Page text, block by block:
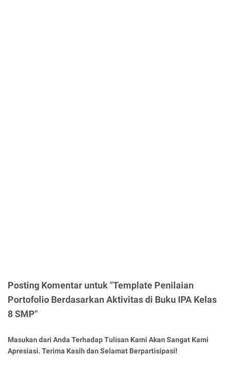
Posting Komentar untuk "Template Penilaian
Portofolio Berdasarkan Aktivitas di Buku IPA Kelas
8 SMP"
Masukan dari Anda Terhadap Tulisan Kami Akan Sangat Kami
Apresiasi. Terima Kasih dan Selamat Berpartisipasi!